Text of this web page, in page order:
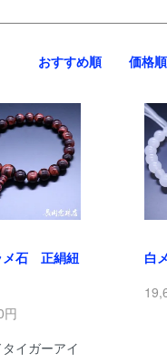
おすすめ順 価格順
メ石 正絹紐
円
イガーアイ
白